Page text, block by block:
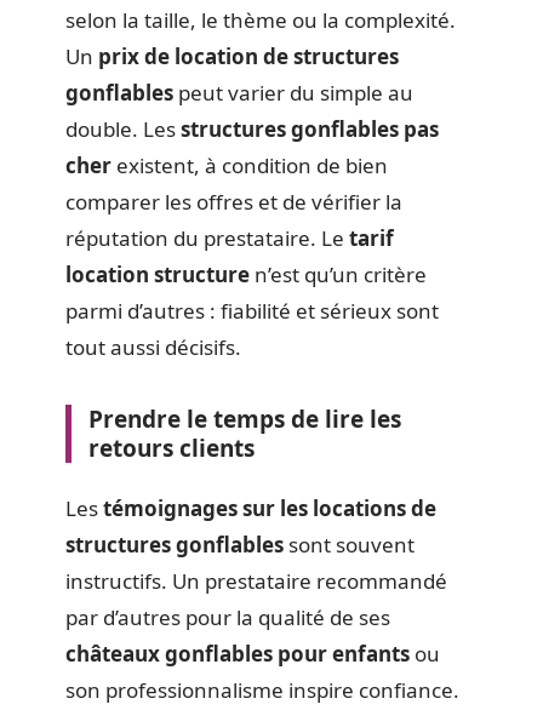
selon la taille, le thème ou la complexité.
Un prix de location de structures
gonflables peut varier du simple au
double. Lesstructures gonflables pas
cher existent, à condition de bien
comparer les offres et de vérifier la
réputation du prestataire. Le tarif
location structure n’est qu’un critère
parmi d’autres : fiabilité et sérieux sont
tout aussi décisifs.
Prendre le temps de lire les
retours clients
Lestémoignages sur les locations de
structures gonflables sont souvent
instructifs. Un prestataire recommandé
par d’autres pour la qualité de ses
châteaux gonflables pour enfants ou
son professionnalisme inspire confiance.